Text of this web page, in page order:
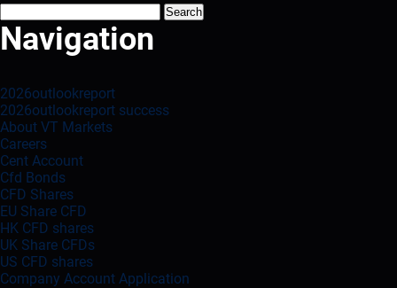
Search
for:
Navigation
2026outlookreport
2026outlookreport success
About VT Markets
Careers
Cent Account
Cfd Bonds
CFD Shares
EU Share CFD
HK CFD shares
UK Share CFDs
US CFD shares
Company Account Application